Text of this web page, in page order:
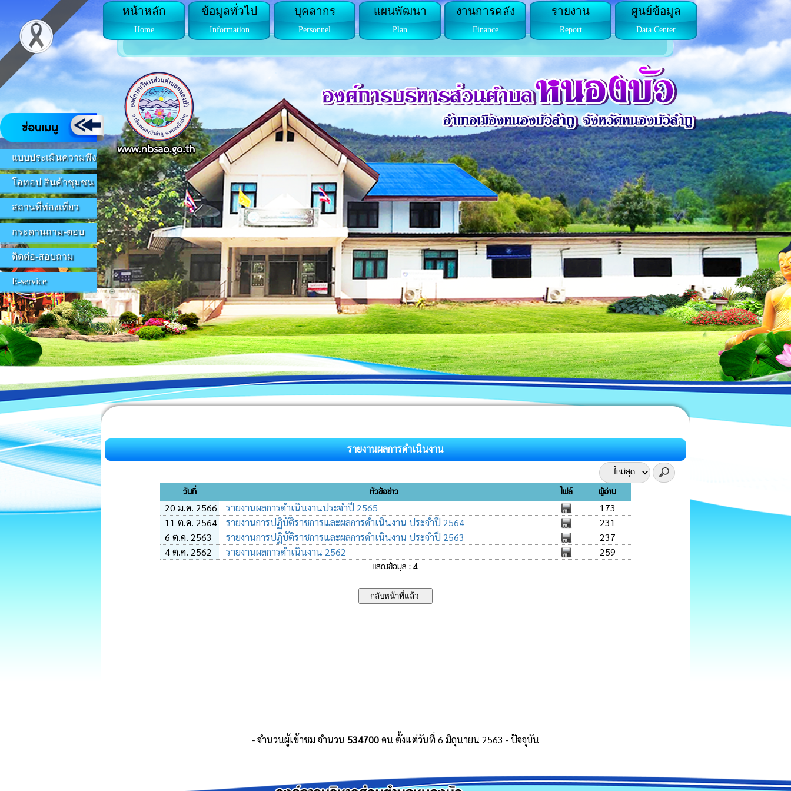
แบบประเมินความพึง
โอทอป สินค้าชุมชน
สถานที่ท่องเที่ยว
กระดานถาม-ตอบ
ติดต่อ-สอบถาม
E-service
หน้าหลัก
Home
ข้อมูลทั่วไป
Information
บุคลากร
Personnel
แผนพัฒนา
Plan
งานการคลัง
Finance
รายงาน
Report
ศูนย์ข้อมูล
Data Center
รายงานผลการดำเนินงาน
วันที่ หัวข้อข่าว ไฟล์ ผู้อ่าน
20 ม.ค. 2566 รายงานผลการดำเนินงานประจำปี 2565
173
11 ต.ค. 2564
รายงานการปฏิบัติราชการและผลการดำเนินงาน ประจำปี 2564
231
6 ต.ค. 2563
รายงานการปฏิบัติราชการและผลการดำเนินงาน ประจำปี 2563
237
4 ต.ค. 2562
รายงานผลการดำเนินงาน 2562 259
แสดงข้อมูล : 4
- จำนวนผู้เข้าชม จำนวน 534700คน ตั้งแต่วันที่ 6 มิถุนายน 2563 - ปัจจุบัน